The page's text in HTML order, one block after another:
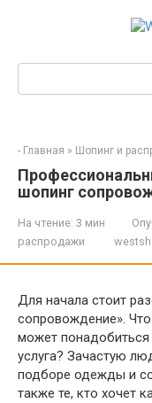
- Главная » Шопинг и
шопинг
На чтение: 3 мин
распродажи
Для начала стоит
сопровождение».
может понадобиться
услуга? Зачастую
подборе одежды и
также те, кто хочет